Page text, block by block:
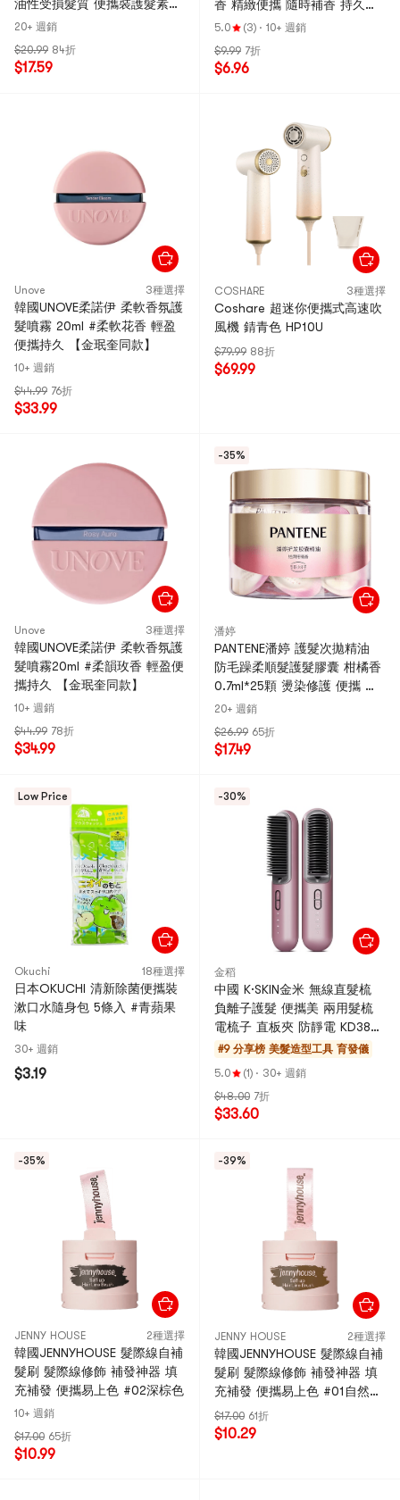
油性受損髮質 便攜裝護髮素
清潤型 12ml*8顆
20+ 週銷
$20.99 84折
$17.59
香 精緻便攜 隨時補香 持久留
香12H 敏感肌可用
5.0 (3) · 10+ 週銷
$9.99 7折
$6.96
Unove 3種選擇
韓國UNOVE柔諾伊 柔軟香氛護
髮噴霧 20ml #柔軟花香 輕盈
便攜持久 【金珉奎同款】
10+ 週銷
$44.99 76折
$33.99
COSHARE 3種選擇
Coshare 超迷你便攜式高速吹
風機 錆青色 HP10U
$79.99 88折
$69.99
Unove 3種選擇
韓國UNOVE柔諾伊 柔軟香氛護
髮噴霧20ml #柔韻玫香 輕盈便
攜持久 【金珉奎同款】
10+ 週銷
$44.99 78折
$34.99
-35%
潘婷
PANTENE潘婷 護髮次拋精油
防毛躁柔順髮護髮膠囊 柑橘香
0.7ml*25顆 燙染修護 便​​攜 更
順更亮
20+ 週銷
$26.99 65折
$17.49
Low Price
Okuchi 18種選擇
日本OKUCHI 清新除菌便攜裝
漱口水隨身包 5條入 #青蘋果
味
30+ 週銷
$3.19
-30%
金稻
中國 K·SKIN金米 無線直髮梳
負離子護髮 便攜美 兩用髮梳
電梳子 直板夾 防靜電 KD382S
1台
#9 分享榜 美髮造型工具 育發儀
5.0
(1) · 30+ 週銷
$48.00 7折
$33.60
-35%
JENNY HOUSE 2種選擇
韓國JENNYHOUSE 髮際線自補
髮刷 髮際線修飾 補發神器 填
充補發 便攜易上色 #02深棕色
10+ 週銷
$17.00 65折
$10.99
-39%
JENNY HOUSE 2種選擇
韓國JENNYHOUSE 髮際線自補
髮刷 髮際線修飾 補發神器 填
充補發 便攜易上色 #01自然棕
色
$17.00 61折
$10.29